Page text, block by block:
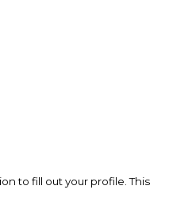
to fill out your profile. This